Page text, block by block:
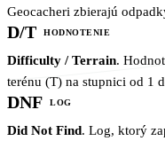
Geocacheri zbierajú
D/T HODNOTENIE
Difficulty / Terrain.
terénu (T) na stupnici od 1
DNF LOG
Did Not Find. Log, ktorý